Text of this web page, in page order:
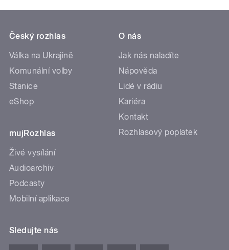
Český rozhlas
Válka na Ukrajině
Komunální volby
Stanice
eShop
mujRozhlas
Živé vysílání
Audioarchiv
Podcasty
Mobilní aplikace
O nás
Jak nás naladíte
Nápověda
Lidé v rádiu
Kariéra
Kontakt
Rozhlasový poplatek
Sledujte nás